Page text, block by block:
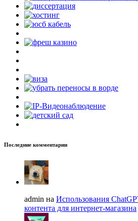
Последние комментарии
admin на Использования
контента для интернет-магазина